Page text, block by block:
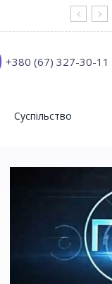
+380 (67) 327-30-11
Суспільство